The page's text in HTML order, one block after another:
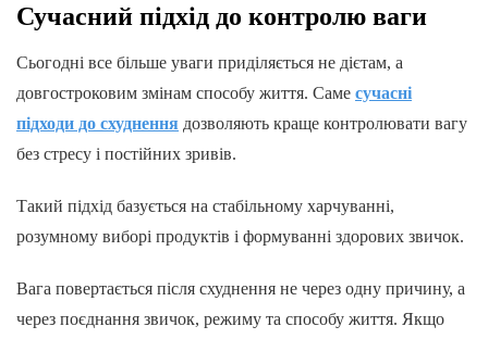
Сучасний підхід до контролю ваги
Сьогодні все більше уваги приділяється не дієтам, а
довгостроковим змінам способу життя. Саме сучасні
підходи до схуднення дозволяють краще контролювати вагу
без стресу і постійних зривів.
Такий підхід базується на стабільному харчуванні,
розумному виборі продуктів і формуванні здорових звичок.
Вага повертається після схуднення не через одну причину, а
через поєднання звичок, режиму та способу життя. Якщо